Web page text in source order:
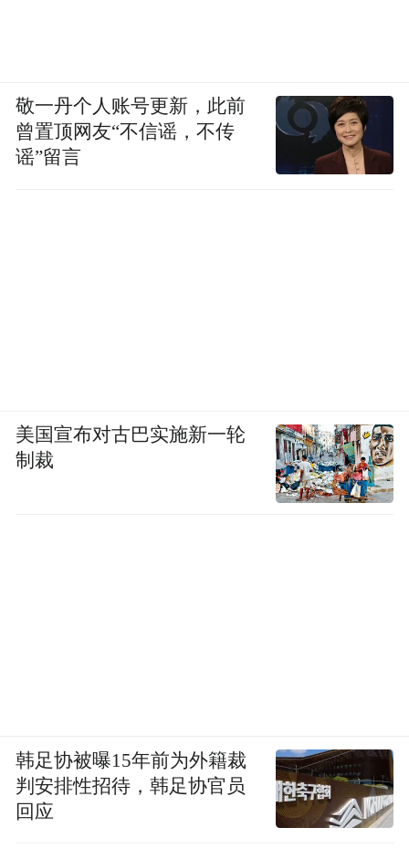
敬一丹个人账号更新，此前
曾置顶网友“不信谣，不传
谣”留言
美国宣布对古巴实施新一轮
制裁
韩足协被曝15年前为外籍裁
判安排性招待，韩足协官员
回应